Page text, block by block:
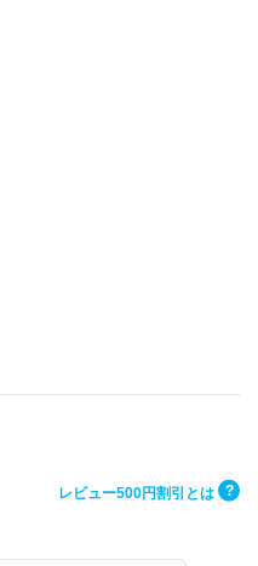
レビュー500円割引とは ?